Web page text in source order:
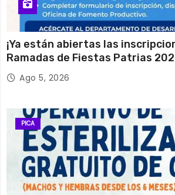
¡Ya están abiertas las
Ramadas de Fiestas Patrias
Ago 5, 2026
PICA